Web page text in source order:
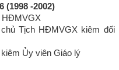
(1998 -2002)
HĐMVGX
Tịch HĐMVGX kiêm đối
Ủy viên Giáo lý